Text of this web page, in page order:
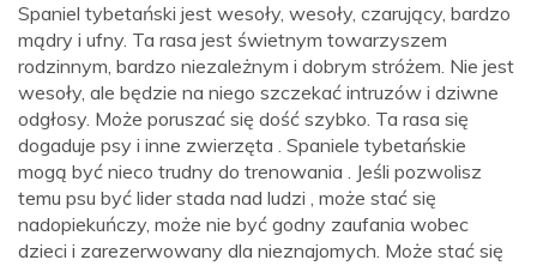
Spaniel tybetański jest wesoły, wesoły, czarujący, bardzo
mądry i ufny. Ta rasa jest świetnym towarzyszem
rodzinnym, bardzo niezależnym i dobrym stróżem. Nie jest
wesoły, ale będzie na niego szczekać intruzów i dziwne
odgłosy. Może poruszać się dość szybko. Ta rasa się
dogaduje psy i inne zwierzęta . Spaniele tybetańskie
mogą być nieco trudny do trenowania . Jeśli pozwolisz
temu psu być lider stada nad ludzi , może stać się
nadopiekuńczy, może nie być godny zaufania wobec
dzieci i zarezerwowany dla nieznajomych. Może stać się